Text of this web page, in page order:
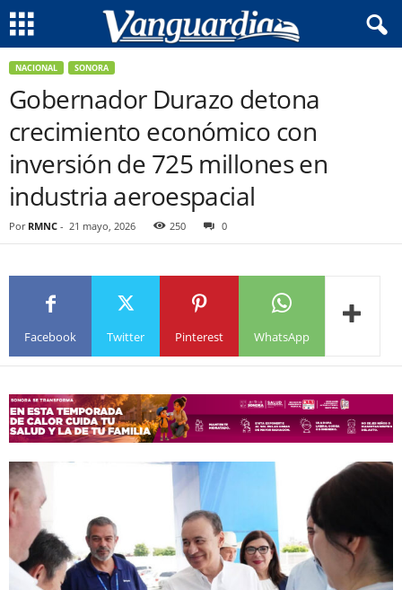
NACIONAL SONORA
Gobernador Durazo detona
crecimiento económico con
inversión de 725 millones en
industria aeroespacial
Por RMNC - 21 mayo, 2026 250 0
Facebook Twitter Pinterest WhatsApp